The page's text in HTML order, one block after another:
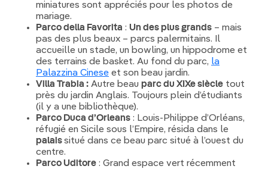
miniatures sont appréciés pour les photos de
mariage.
Parco della Favorita : Un des plus grands – mais
pas des plus beaux – parcs palermitains. Il
accueille un stade, un bowling, un hippodrome et
des terrains de basket. Au fond du parc, la
Palazzina Cinese et son beau jardin.
Villa Trabia : Autre beau parc du XIXe siècle tout
près du jardin Anglais. Toujours plein d’étudiants
(il y a une bibliothèque).
Parco Duca d’Orleans : Louis-Philippe d’Orléans,
réfugié en Sicile sous l’Empire, résida dans le
palaissitué dans ce beau parc situé à l’ouest du
centre.
Parco Uditore : Grand espace vert récemment